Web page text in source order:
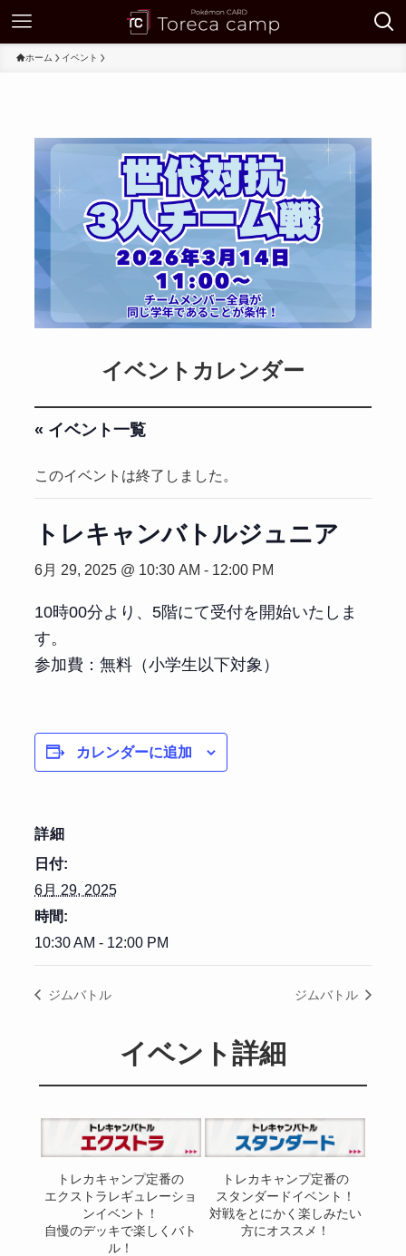
ホーム イベント
イベントカレンダー
« イベント一覧
このイベントは終了しました。
トレキャンバトルジュニア
6月 29, 2025 @ 10:30 AM - 12:00 PM
10時00分より、5階にて受付を開始いたしま
す。
参加費：無料（小学生以下対象）
カレンダーに追加
詳細
日付:
6月 29, 2025
時間:
10:30 AM - 12:00 PM
ジムバトル ジムバトル
イベント詳細
トレカキャンプ定番の
エクストラレギュレーショ
ンイベント！
自慢のデッキで楽しくバト
ル！
トレカキャンプ定番の
スタンダードイベント！
対戦をとにかく楽しみたい
方にオススメ！